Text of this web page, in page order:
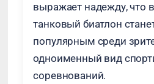
выражает надежду, что
танковый биатлон
популярным среди
одноименный вид
соревнований.